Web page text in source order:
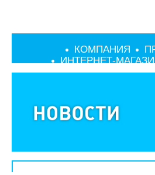
КОМПАНИЯ
ИНТЕРНЕТ-